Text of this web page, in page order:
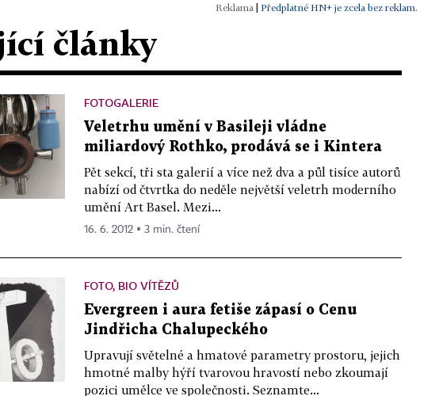
| Předplatné HN+ je zcela bez reklam.
články
FOTOGALERIE
Veletrhu umění v Basileji vládne
miliardový Rothko, prodává se i Kintera
Pět sekcí, tři sta galerií a více než dva a půl tisíce autorů
nabízí od čtvrtka do neděle největší veletrh moderního
umění Art Basel. Mezi...
16. 6. 2012 ▪ 3 min. čtení
FOTO, BIO VÍTĚZŮ
Evergreen i aura fetiše zápasí o Cenu
Jindřicha Chalupeckého
Upravují světelné a hmatové parametry prostoru, jejich
hmotné malby hýří tvarovou hravostí nebo zkoumají
pozici umělce ve společnosti. Seznamte...